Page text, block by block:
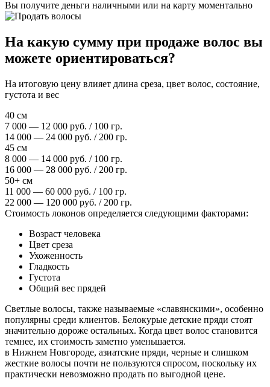
Вы получите деньги наличными или на карту моментально
На какую сумму при продаже волос вы
можете ориентироваться?
На итоговую цену влияет длина среза, цвет волос, состояние,
густота и вес
40 см
7 000 — 12 000 руб. / 100 гр.
14 000 — 24 000 руб. / 200 гр.
45 см
8 000 — 14 000 руб. / 100 гр.
16 000 — 28 000 руб. / 200 гр.
50+ см
11 000 — 60 000 руб. / 100 гр.
22 000 — 120 000 руб. / 200 гр.
Стоимость локонов определяется следующими факторами:
Возраст человека
Цвет среза
Ухоженность
Гладкость
Густота
Общий вес прядей
Светлые волосы, также называемые «славянскими», особенно
популярны среди клиентов. Белокурые детские пряди стоят
значительно дороже остальных. Когда цвет волос становится
темнее, их стоимость заметно уменьшается.
в Нижнем Новгороде, азиатские пряди, черные и слишком
жесткие волосы почти не пользуются спросом, поскольку их
практически невозможно продать по выгодной цене.